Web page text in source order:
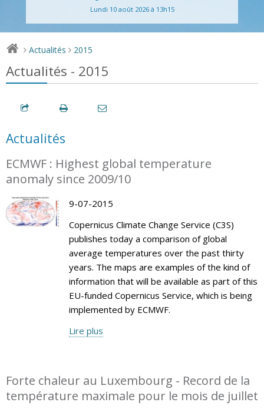
Lundi 10 août 2026 à 13h15
> Actualités > 2015
Actualités - 2015
Actualités
ECMWF : Highest global temperature
anomaly since 2009/10
9-07-2015
Copernicus Climate Change Service (C3S)
publishes today a comparison of global
average temperatures over the past thirty
years. The maps are examples of the kind of
information that will be available as part of this
EU-funded Copernicus Service, which is being
implemented by ECMWF.
Lire plus
Forte chaleur au Luxembourg - Record de la
température maximale pour le mois de juillet